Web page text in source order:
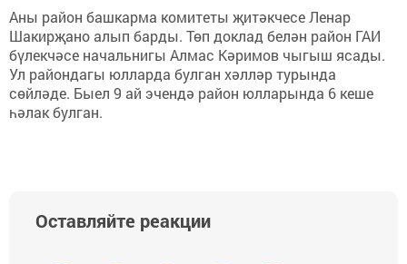
Аны район башкарма комитеты җитәкчесе Ленар
Шакирҗано алып барды. Төп доклад белән район ГАИ
бүлекчәсе начальнигы Алмас Кәримов чыгыш ясады.
Ул райондагы юлларда булган хәлләр турында
сөйләде. Быел 9 ай эчендә район юлларында 6 кеше
һәлак булган.
Оставляйте реакции